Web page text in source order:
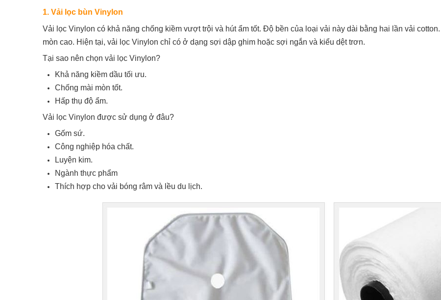
1. Vải lọc bùn Vinylon
Vải lọc Vinylon có khả năng chống kiềm vượt trội và hút ẩm tốt. Độ bền của loại vải này dài bằng hai lần vải
mòn cao. Hiện tại, vải lọc Vinylon chỉ có ở dạng sợi dập ghim hoặc sợi ngắn và kiểu dệt trơn.
Tại sao nên chọn vải lọc Vinylon?
Khả năng kiềm dầu tối ưu.
Chống mài mòn tốt.
Hấp thụ độ ẩm.
Vải lọc Vinylon được sử dụng ở đâu?
Gốm sứ.
Công nghiệp hóa chất.
Luyện kim.
Ngành thực phẩm
Thích hợp cho vải bóng râm và lều du lịch.